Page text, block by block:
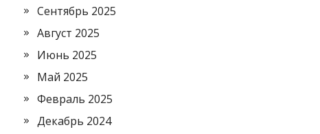
Сентябрь 2025
Август 2025
Июнь 2025
Май 2025
Февраль 2025
Декабрь 2024